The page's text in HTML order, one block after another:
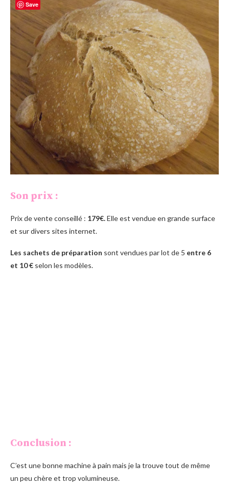
Son prix :
Prix de vente conseillé : 179€.Elle est vendue en grande surface
et sur divers sites internet.
Les sachets de préparation sont vendues par lot de 5 entre 6
et 10 € selon les modèles.
Conclusion :
C’est une bonne machine à pain mais je la trouve tout de même
un peu chère et trop volumineuse.
Save